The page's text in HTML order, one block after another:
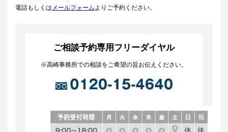
電話もしくは メールフォーム よりご予約ください。
ご相談予約専用フリーダイヤル
※高崎事務所での相談をご希望の旨お伝えください。